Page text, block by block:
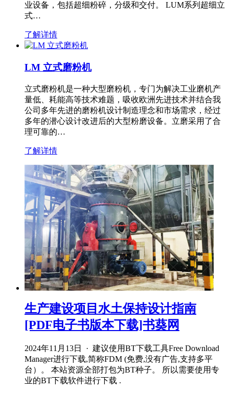
业设备，包括超细粉碎，分级和交付。 LUM系列超细立
式…
了解详情
LM 立式磨粉机
立式磨粉机是一种大型磨粉机，专门为解决工业磨机产
量低、耗能高等技术难题，吸收欧洲先进技术并结合我
公司多年先进的磨粉机设计制造理念和市场需求，经过
多年的潜心设计改进后的大型粉磨设备。立磨采用了合
理可靠的…
了解详情
生产建设项目水土保持设计指南
[PDF电子书版本下载]书葵网
2024年11月13日 · 建议使用BT下载工具Free Download
Manager进行下载,简称FDM (免费,没有广告,支持多平
台）。 本站资源全部打包为BT种子。 所以需要使用专
业的BT下载软件进行下载 .